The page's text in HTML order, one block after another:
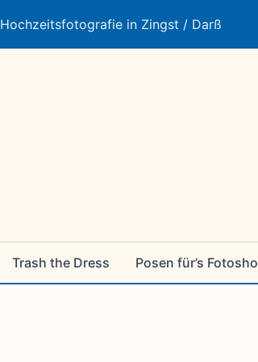
Hochzeitsfotografie in Zingst / Darß
Trash the Dress Posen für’s